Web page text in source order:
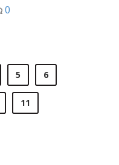
0
5 6
11